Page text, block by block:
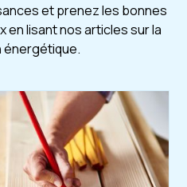
et prenez les bonnes
en lisant nos articles sur la
énergétique.